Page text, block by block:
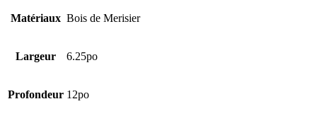
Matériaux Bois de Merisier
Largeur 6.25po
Profondeur 12po